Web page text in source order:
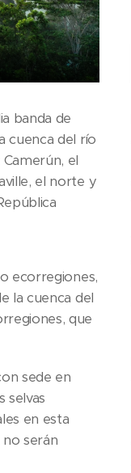
banda de
cuenca del río
el
el norte y
ecorregiones,
la cuenca del
que
sede en
selvas
en esta
serán